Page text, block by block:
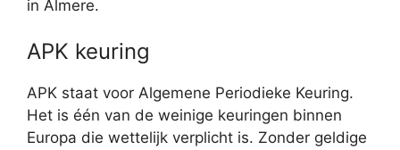
in Almere.
APK keuring
APK staat voor Algemene Periodieke Keuring.
Het is één van de weinige keuringen binnen
Europa die wettelijk verplicht is. Zonder geldige